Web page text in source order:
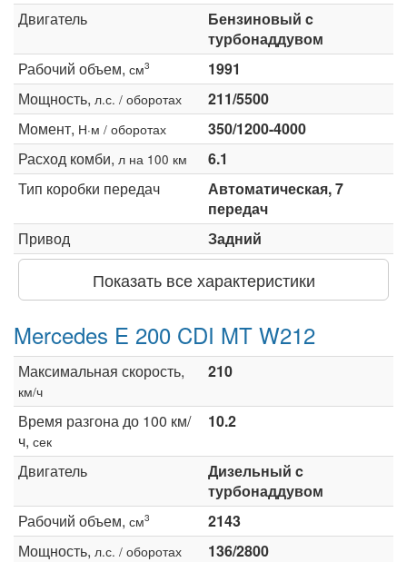
Двигатель
Бензиновый c
турбонаддувом
Рабочий объем, см3
1991
Мощность, л.с. / оборотах
211/5500
Момент, Н·м / оборотах
350/1200-4000
Расход комби, л на 100 км
6.1
Тип коробки передач
Автоматическая, 7
передач
Привод
Задний
Показать все характеристики
Mercedes E 200 CDI MT W212
Максимальная скорость,
км/ч
210
Время разгона до 100 км/
ч, сек
10.2
Двигатель
Дизельный c
турбонаддувом
Рабочий объем, см3
2143
Мощность, л.с. / оборотах
136/2800